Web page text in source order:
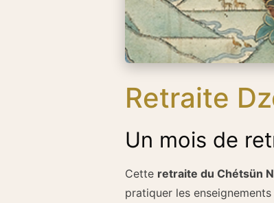
Retraite
Un mois de
Cette retraite du Chétsün
pratiquer les